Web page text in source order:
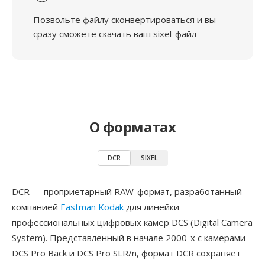
Позвольте файлу сконвертироваться и вы
сразу сможете скачать ваш sixel-файл
О форматах
DCR SIXEL
DCR — проприетарный RAW-формат, разработанный
компанией Eastman Kodak для линейки
профессиональных цифровых камер DCS (Digital Camera
System). Представленный в начале 2000-х с камерами
DCS Pro Back и DCS Pro SLR/n, формат DCR сохраняет